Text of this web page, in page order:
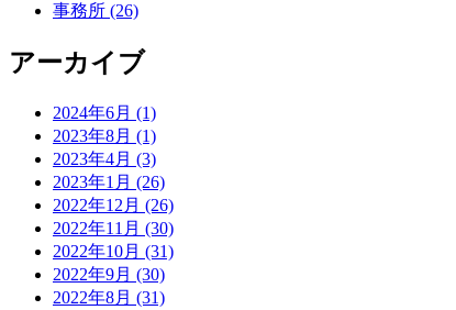
事務所 (26)
アーカイブ
2024年6月 (1)
2023年8月 (1)
2023年4月 (3)
2023年1月 (26)
2022年12月 (26)
2022年11月 (30)
2022年10月 (31)
2022年9月 (30)
2022年8月 (31)